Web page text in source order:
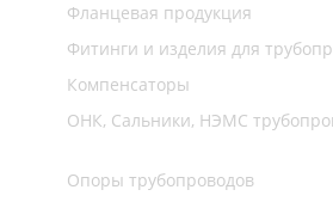
Фланцевая продукция
Фитинги и изделия для
Компенсаторы
ОНК, Сальники, НЭМС
Опоры трубопроводов